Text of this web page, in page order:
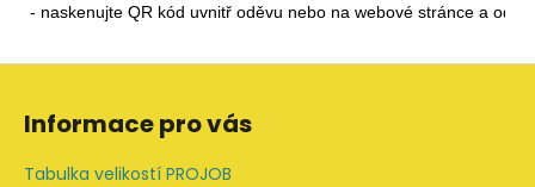
- naskenujte QR kód uvnitř oděvu nebo na webové stránce a
Z
Informace pro vás
Tabulka velikostí PROJOB